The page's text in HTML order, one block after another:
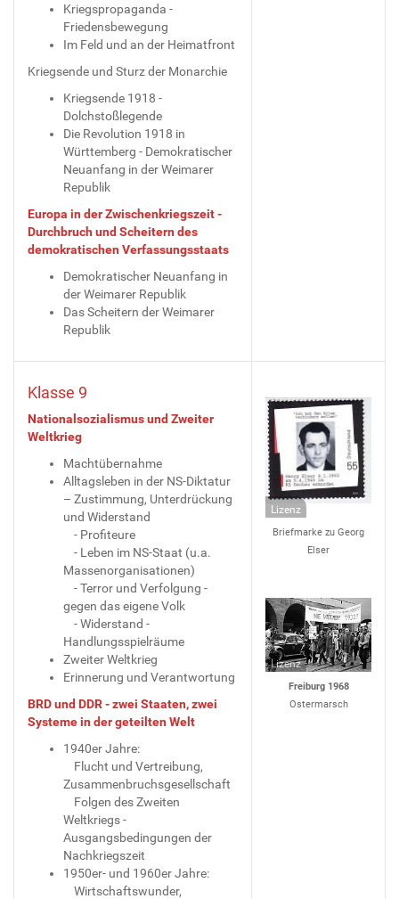
Kriegspropaganda -
Friedensbewegung
Im Feld und an der Heimatfront
Kriegsende und Sturz der Monarchie
Kriegsende 1918 -
Dolchstoßlegende
Die Revolution 1918 in
Württemberg - Demokratischer
Neuanfang in der Weimarer
Republik
Europa in der Zwischenkriegszeit -
Durchbruch und Scheitern des
demokratischen Verfassungsstaats
Demokratischer Neuanfang in
der Weimarer Republik
Das Scheitern der Weimarer
Republik
Klasse 9
Nationalsozialismus und Zweiter
Weltkrieg
Machtübernahme
Alltagsleben in der NS-Diktatur
– Zustimmung, Unterdrückung
und Widerstand
- Profiteure
- Leben im NS-Staat (u.a.
Massenorganisationen)
- Terror und Verfolgung -
gegen das eigene Volk
- Widerstand -
Handlungsspielräume
Zweiter Weltkrieg
Erinnerung und Verantwortung
BRD und DDR - zwei Staaten, zwei
Systeme in der geteilten Welt
1940er Jahre:
Flucht und Vertreibung,
Zusammenbruchsgesellschaft
Folgen des Zweiten
Weltkriegs -
Ausgangsbedingungen der
Nachkriegszeit
1950er- und 1960er Jahre:
Wirtschaftswunder,
Lizenz
Briefmarke zu Georg
Elser
Lizenz
Freiburg 1968
Ostermarsch